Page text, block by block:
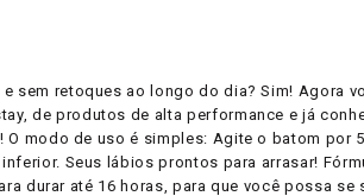
sem retoques ao longo do dia? Sim! Agora
de produtos de alta performance e já
modo de uso é simples: Agite o batom
Seus lábios prontos para arrasar!
durar até 16 horas, para que você possa